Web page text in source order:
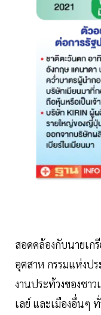
สอดคล้องกับนายเก
อุตสาห กรรมแห่งป
งานประท้วงของชา
เลย์ และเมืองอื่นๆ